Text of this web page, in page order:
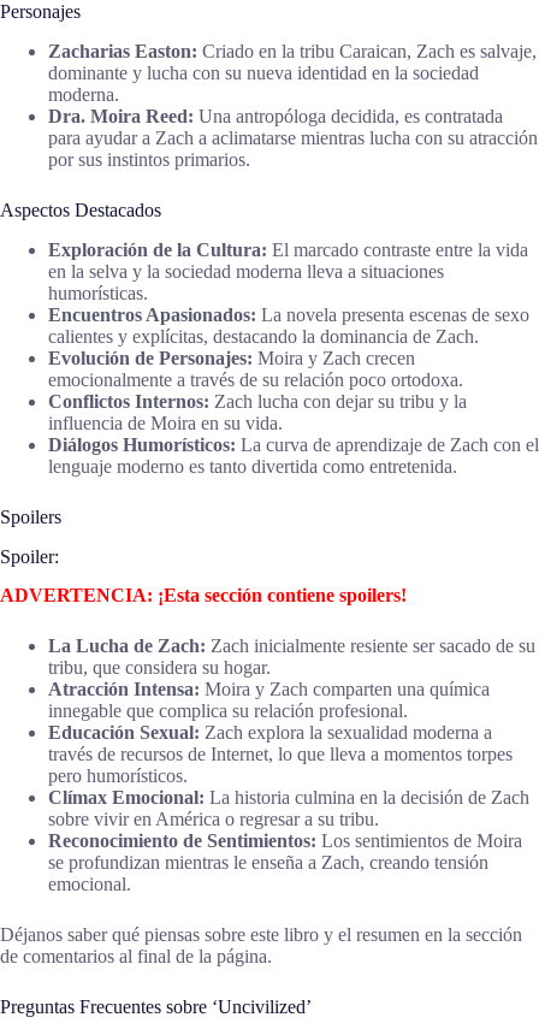
Personajes
Zacharias Easton: Criado en la tribu Caraican, Zach es salvaje,
dominante y lucha con su nueva identidad en la sociedad
moderna.
Dra. Moira Reed: Una antropóloga decidida, es contratada
para ayudar a Zach a aclimatarse mientras lucha con su atracción
por sus instintos primarios.
Aspectos Destacados
Exploración de la Cultura: El marcado contraste entre la vida
en la selva y la sociedad moderna lleva a situaciones
humorísticas.
Encuentros Apasionados: La novela presenta escenas de sexo
calientes y explícitas, destacando la dominancia de Zach.
Evolución de Personajes: Moira y Zach crecen
emocionalmente a través de su relación poco ortodoxa.
Conflictos Internos: Zach lucha con dejar su tribu y la
influencia de Moira en su vida.
Diálogos Humorísticos: La curva de aprendizaje de Zach con el
lenguaje moderno es tanto divertida como entretenida.
Spoilers
Spoiler:
ADVERTENCIA: ¡Esta sección contiene spoilers!
La Lucha de Zach: Zach inicialmente resiente ser sacado de su
tribu, que considera su hogar.
Atracción Intensa: Moira y Zach comparten una química
innegable que complica su relación profesional.
Educación Sexual: Zach explora la sexualidad moderna a
través de recursos de Internet, lo que lleva a momentos torpes
pero humorísticos.
Clímax Emocional: La historia culmina en la decisión de Zach
sobre vivir en América o regresar a su tribu.
Reconocimiento de Sentimientos: Los sentimientos de Moira
se profundizan mientras le enseña a Zach, creando tensión
emocional.
Déjanos saber qué piensas sobre este libro y el resumen en la sección
de comentarios al final de la página.
Preguntas Frecuentes sobre ‘Uncivilized’